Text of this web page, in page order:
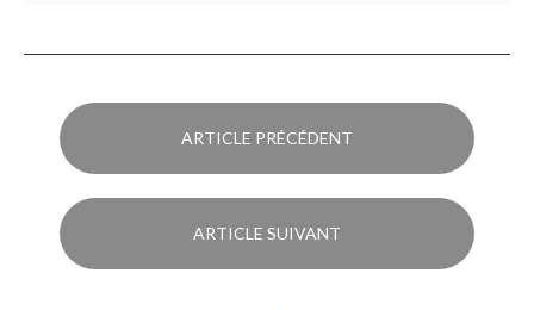
ARTICLE PRÉCÉDENT
ARTICLE SUIVANT